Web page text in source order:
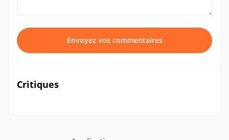
Envoyez vos commentaires
Critiques